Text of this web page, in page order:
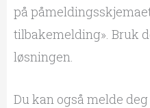
på
tilbakemelding». Bruk
løsningen.
Du kan også melde